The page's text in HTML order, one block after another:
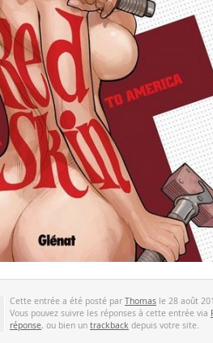
Cette entrée a été posté par Thomas le 28 août
Vous pouvez suivre les réponses à cette entrée via
réponse, ou bien un trackback depuis votre site.